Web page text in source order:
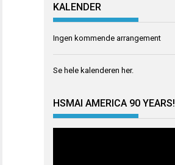
KALENDER
Ingen kommende arrangement
Se hele kalenderen her.
HSMAI AMERICA 90 YEARS!